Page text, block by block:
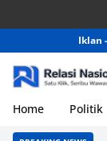
Iklan
Home Politik